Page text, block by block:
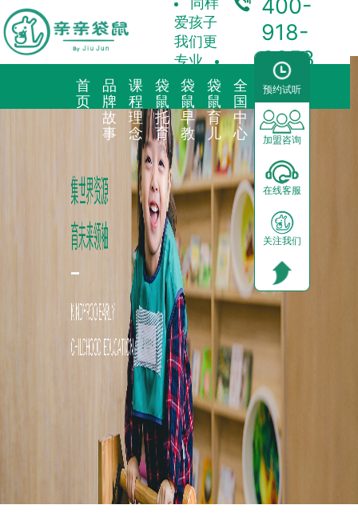
预约试听
加盟咨询
在线客服
关注我们
爱孩子
我们更
专业
400-
918-
3358
首
页
品
牌
故
事
品牌简介
海外KindyROO
中国亲亲袋鼠
社会荣誉历程
课
程
理
念
教育理念
三大体系
九大课程
启蒙英语
器械功能
袋
鼠
托
育
袋
鼠
早
教
亲子早教
儿童素养
棕熊阅读
袋
鼠
育
儿
全
国
中
心
预约试听
园区展示
合
作
加
盟
前景分析
运营支持
合作模式